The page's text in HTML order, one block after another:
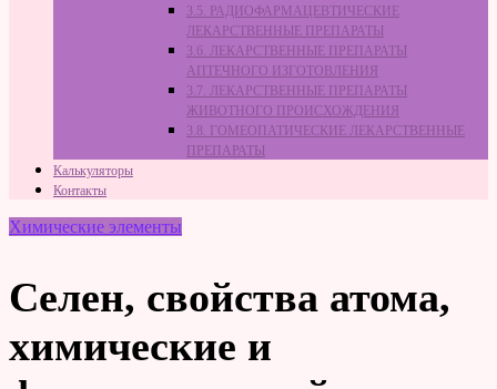
3.5. РАДИОФАРМАЦЕВТИЧЕСКИЕ
ЛЕКАРСТВЕННЫЕ ПРЕПАРАТЫ
3.6. ЛЕКАРСТВЕННЫЕ ПРЕПАРАТЫ
АПТЕЧНОГО ИЗГОТОВЛЕНИЯ
3.7. ЛЕКАРСТВЕННЫЕ ПРЕПАРАТЫ
ЖИВОТНОГО ПРОИСХОЖДЕНИЯ
3.8. ГОМЕОПАТИЧЕСКИЕ ЛЕКАРСТВЕННЫЕ
ПРЕПАРАТЫ
Калькуляторы
Контакты
Химические элементы
Селен, свойства атома,
химические и